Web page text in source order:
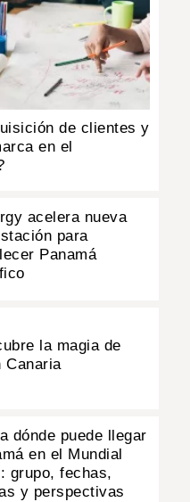
de clientes y
en el
acelera nueva
para
Panamá
la magia de
Canaria
dónde puede llegar
en el Mundial
grupo, fechas,
y perspectivas